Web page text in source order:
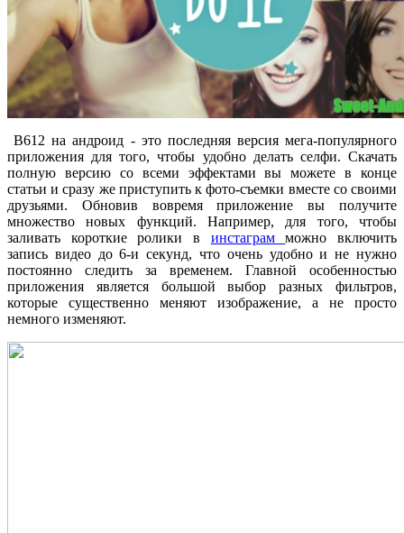
B612 на андроид - это последняя версия мега-популярного
приложения для того, чтобы удобно делать селфи. Скачать
полную версию со всеми эффектами вы можете в конце
статьи и сразу же приступить к фото-съемки вместе со своими
друзьями. Обновив вовремя приложение вы получите
множество новых функций. Например, для того, чтобы
заливать короткие ролики в инстаграмможно включить
запись видео до 6-и секунд, что очень удобно и не нужно
постоянно следить за временем. Главной особенностью
приложения является большой выбор разных фильтров,
которые существенно меняют изображение, а не просто
немного изменяют.